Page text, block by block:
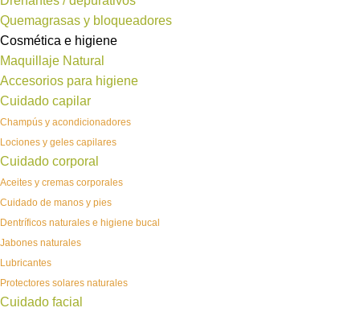
Quemagrasas y bloqueadores
Cosmética e higiene
Maquillaje Natural
Accesorios para higiene
Cuidado capilar
Champús y acondicionadores
Lociones y geles capilares
Cuidado corporal
Aceites y cremas corporales
Cuidado de manos y pies
Dentríficos naturales e higiene bucal
Jabones naturales
Lubricantes
Protectores solares naturales
Cuidado facial